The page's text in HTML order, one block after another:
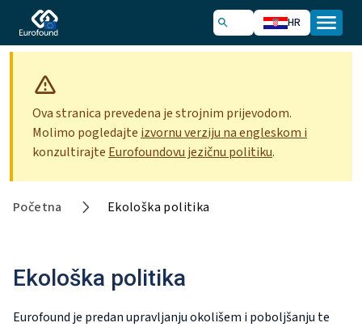
HR
Ova stranica prevedena je strojnim prijevodom.
Molimo pogledajte izvornu verziju na engleskom i
konzultirajte Eurofoundovu jezičnu politiku.
Početna Ekološka politika
Ekološka politika
Eurofound je predan upravljanju okolišem i poboljšanju te